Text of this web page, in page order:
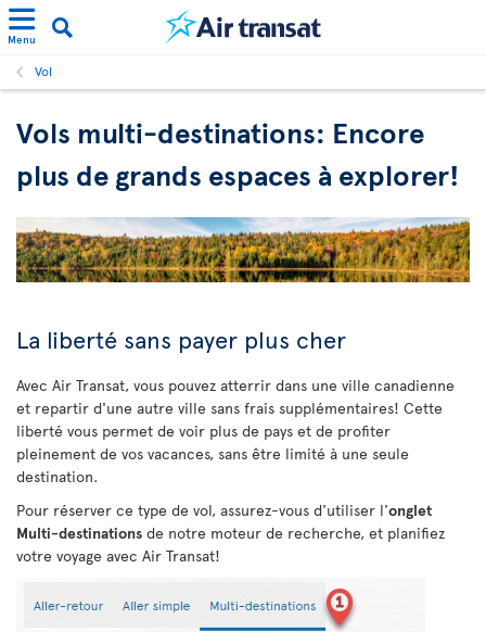
Menu
Vol
Vols multi-destinations: Encore
plus de grands espaces à explorer!
La liberté sans payer plus cher
Avec Air Transat, vous pouvez atterrir dans une ville canadienne
et repartir d'une autre ville sans frais supplémentaires! Cette
liberté vous permet de voir plus de pays et de profiter
pleinement de vos vacances, sans être limité à une seule
destination.
Pour réserver ce type de vol, assurez-vous d'utiliser l'onglet
Multi-destinations de notre moteur de recherche, et planifiez
votre voyage avec Air Transat!